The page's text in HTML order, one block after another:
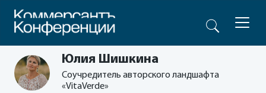
Юлия Шишкина
Соучредитель авторского ландшафта
«VitaVerde»